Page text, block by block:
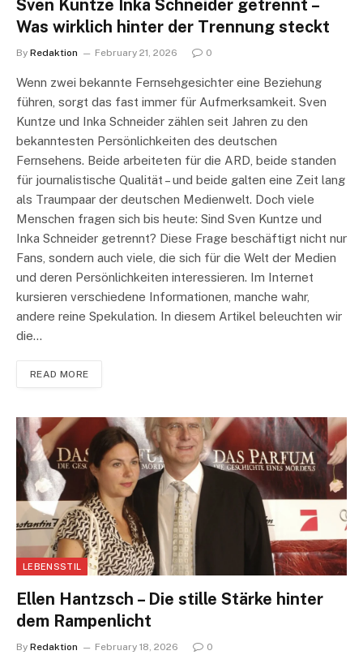
Sven Kuntze Inka Schneider getrennt –
Was wirklich hinter der Trennung steckt
By Redaktion February 21, 2026 0
Wenn zwei bekannte Fernsehgesichter eine Beziehung
führen, sorgt das fast immer für Aufmerksamkeit. Sven
Kuntze und Inka Schneider zählen seit Jahren zu den
bekanntesten Persönlichkeiten des deutschen
Fernsehens. Beide arbeiteten für die ARD, beide standen
für journalistische Qualität – und beide galten eine Zeit lang
als Traumpaar der deutschen Medienwelt. Doch viele
Menschen fragen sich bis heute: Sind Sven Kuntze und
Inka Schneider getrennt? Diese Frage beschäftigt nicht nur
Fans, sondern auch viele, die sich für die Welt der Medien
und deren Persönlichkeiten interessieren. Im Internet
kursieren verschiedene Informationen, manche wahr,
andere reine Spekulation. In diesem Artikel beleuchten wir
die…
READ MORE
LEBENSSTIL
Ellen Hantzsch – Die stille Stärke hinter
dem Rampenlicht
By Redaktion February 18, 2026 0